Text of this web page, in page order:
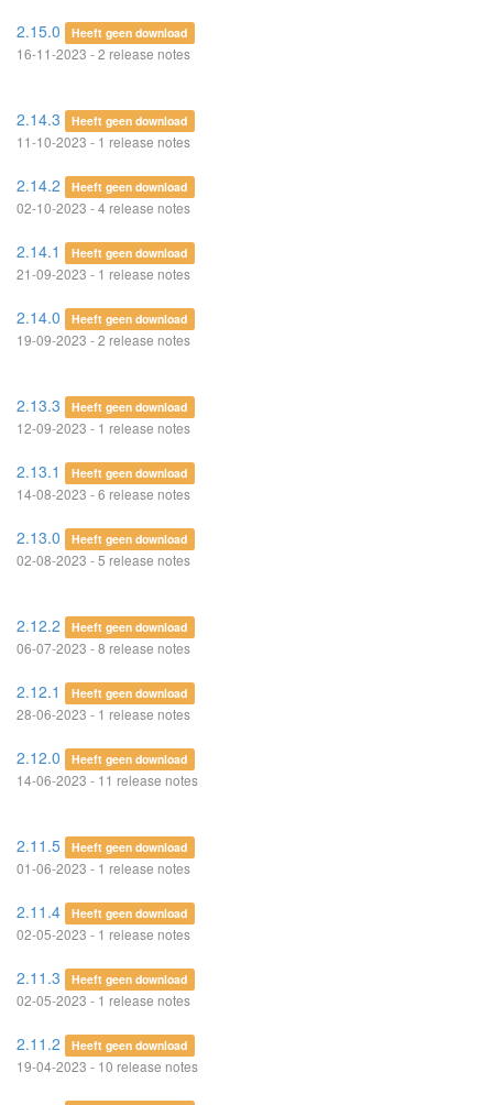
2.15.0 Heeft geen download
16-11-2023 - 2 release notes
2.14.3 Heeft geen download
11-10-2023 - 1 release notes
2.14.2 Heeft geen download
02-10-2023 - 4 release notes
2.14.1 Heeft geen download
21-09-2023 - 1 release notes
2.14.0 Heeft geen download
19-09-2023 - 2 release notes
2.13.3 Heeft geen download
12-09-2023 - 1 release notes
2.13.1 Heeft geen download
14-08-2023 - 6 release notes
2.13.0 Heeft geen download
02-08-2023 - 5 release notes
2.12.2 Heeft geen download
06-07-2023 - 8 release notes
2.12.1 Heeft geen download
28-06-2023 - 1 release notes
2.12.0 Heeft geen download
14-06-2023 - 11 release notes
2.11.5 Heeft geen download
01-06-2023 - 1 release notes
2.11.4 Heeft geen download
02-05-2023 - 1 release notes
2.11.3 Heeft geen download
02-05-2023 - 1 release notes
2.11.2 Heeft geen download
19-04-2023 - 10 release notes